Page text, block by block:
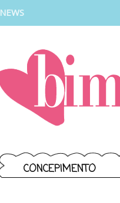
NEWS
CONCEPIMENTO